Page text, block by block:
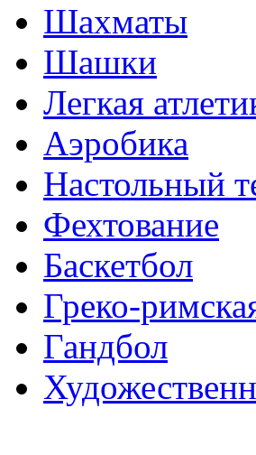
Шахматы
Шашки
Легкая
Аэробика
Настольный
Фехтование
Баскетбол
Греко-
Гандбол